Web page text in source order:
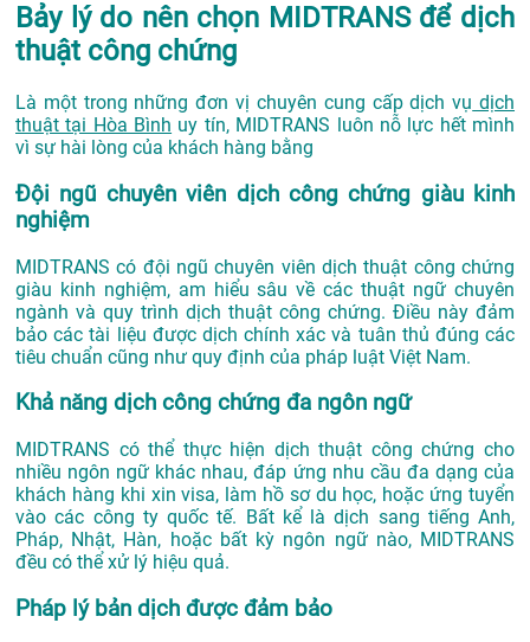
Bảy lý do nên chọn MIDTRANS để dịch
thuật công chứng
Là một trong những đơn vị chuyên cung cấp dịch vụ dịch
thuật tại Hòa Bình uy tín, MIDTRANS luôn nỗ lực hết mình
vì sự hài lòng của khách hàng bằng
Đội ngũ chuyên viên dịch công chứng giàu kinh
nghiệm
MIDTRANS có đội ngũ chuyên viên dịch thuật công chứng
giàu kinh nghiệm, am hiểu sâu về các thuật ngữ chuyên
ngành và quy trình dịch thuật công chứng. Điều này đảm
bảo các tài liệu được dịch chính xác và tuân thủ đúng các
tiêu chuẩn cũng như quy định của pháp luật Việt Nam.
Khả năng dịch công chứng đa ngôn ngữ
MIDTRANS có thể thực hiện dịch thuật công chứng cho
nhiều ngôn ngữ khác nhau, đáp ứng nhu cầu đa dạng của
khách hàng khi xin visa, làm hồ sơ du học, hoặc ứng tuyển
vào các công ty quốc tế. Bất kể là dịch sang tiếng Anh,
Pháp, Nhật, Hàn, hoặc bất kỳ ngôn ngữ nào, MIDTRANS
đều có thể xử lý hiệu quả.
Pháp lý bản dịch được đảm bảo